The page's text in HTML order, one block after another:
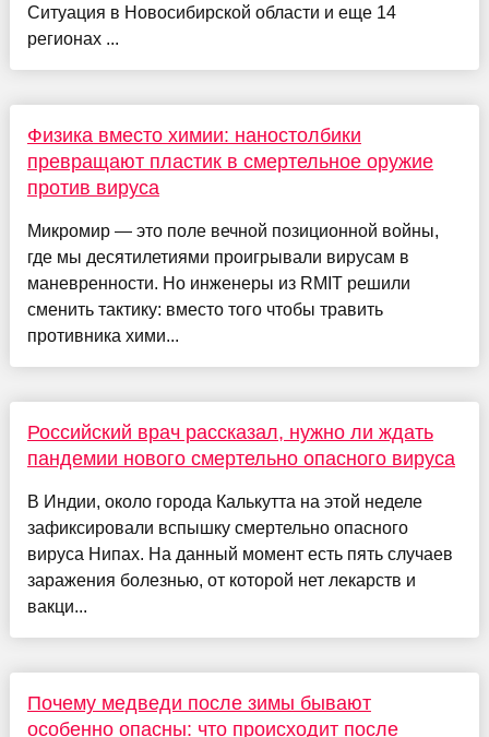
Ситуация в Новосибирской области и еще 14
регионах ...
Физика вместо химии: наностолбики
превращают пластик в смертельное оружие
против вируса
Микромир — это поле вечной позиционной войны,
где мы десятилетиями проигрывали вирусам в
маневренности. Но инженеры из RMIT решили
сменить тактику: вместо того чтобы травить
противника хими...
Российский врач рассказал, нужно ли ждать
пандемии нового смертельно опасного вируса
В Индии, около города Калькутта на этой неделе
зафиксировали вспышку смертельно опасного
вируса Нипах. На данный момент есть пять случаев
заражения болезнью, от которой нет лекарств и
вакци...
Почему медведи после зимы бывают
особенно опасны: что происходит после